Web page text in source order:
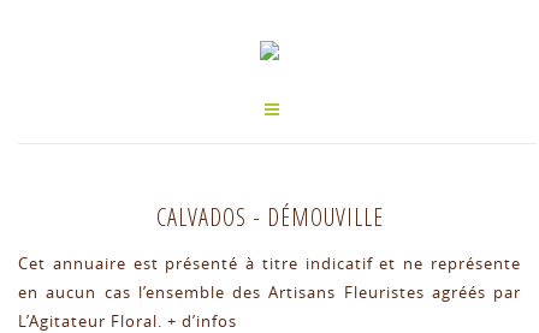
CALVADOS - DÉMOUVILLE
Cet annuaire est présenté à titre indicatif et ne représente
en aucun cas l’ensemble des Artisans Fleuristes agréés par
L’Agitateur Floral. + d’infos